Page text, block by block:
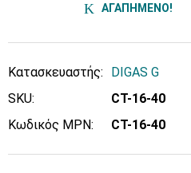
ΑΓΑΠΗΜΕΝΟ!
Κατασκευαστής:
DIGAS G
SKU:
CT-16-40
Κωδικός MPN:
CT-16-40